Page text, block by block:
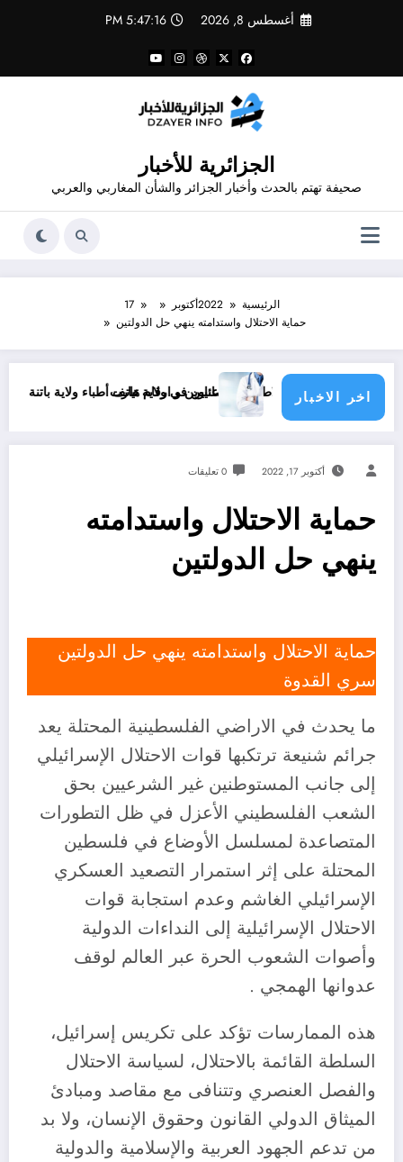
أغسطس 8, 2026 5:47:16 PM
الجزائرية للأخبار
صحيفة تهتم بالحدث وأخبار الجزائر والشأن المغاربي والعربي
الرئيسية 2022أكتوبر
17
حماية الاحتلال واستدامته ينهي حل الدولتين
اخر الاخبار
هاتف الاطباء الاخصائيين في ولاية تيارتعناوين و ارقام هاتف أطباء ولاية باتنة .. عناوين وارقام
أكتوبر 17, 2022 0 تعليقات
حماية الاحتلال واستدامته
ينهي حل الدولتين
حماية الاحتلال واستدامته ينهي حل الدولتين
سري القدوة
ما يحدث في الاراضي الفلسطينية المحتلة يعد
جرائم شنيعة ترتكبها قوات الاحتلال الإسرائيلي
إلى جانب المستوطنين غير الشرعيين بحق
الشعب الفلسطيني الأعزل في ظل التطورات
المتصاعدة لمسلسل الأوضاع في فلسطين
المحتلة على إثر استمرار التصعيد العسكري
الإسرائيلي الغاشم وعدم استجابة قوات
الاحتلال الإسرائيلية إلى النداءات الدولية
وأصوات الشعوب الحرة عبر العالم لوقف
عدوانها الهمجي .
هذه الممارسات تؤكد على تكريس إسرائيل،
السلطة القائمة بالاحتلال، لسياسة الاحتلال
والفصل العنصري وتتنافى مع مقاصد ومبادئ
الميثاق الدولي القانون وحقوق الإنسان، ولا بد
من تدعم الجهود العربية والإسلامية والدولية